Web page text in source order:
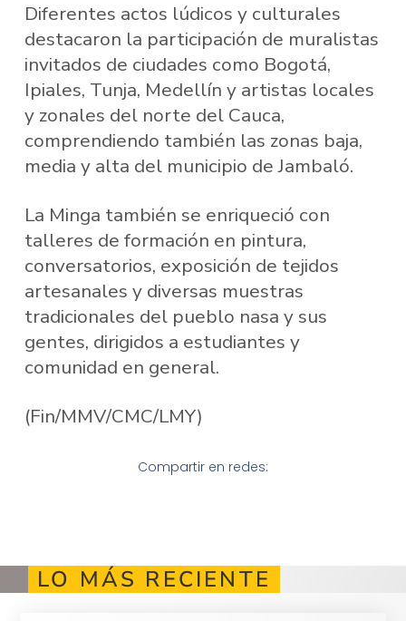
Diferentes actos lúdicos y culturales
destacaron la participación de muralistas
invitados de ciudades como Bogotá,
Ipiales, Tunja, Medellín y artistas locales
y zonales del norte del Cauca,
comprendiendo también las zonas baja,
media y alta del municipio de Jambaló.
La Minga también se enriqueció con
talleres de formación en pintura,
conversatorios, exposición de tejidos
artesanales y diversas muestras
tradicionales del pueblo nasa y sus
gentes, dirigidos a estudiantes y
comunidad en general.
(Fin/MMV/CMC/LMY)
Compartir en redes:
LO MÁS RECIENTE